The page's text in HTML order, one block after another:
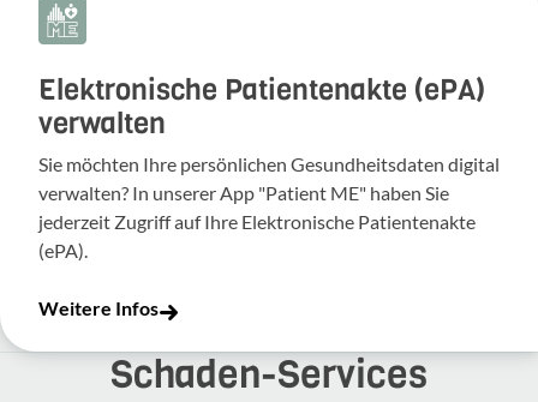
Elektronische Patientenakte (ePA)
verwalten
Sie möchten Ihre persönlichen Gesundheitsdaten digital
verwalten? In unserer App "Patient ME" haben Sie
jederzeit Zugriff auf Ihre Elektronische Patientenakte
(ePA).
Weitere Infos
Schaden-​Services